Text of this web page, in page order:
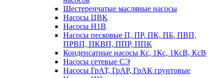
Шестеренчатые масляные насосы
Насосы ЦВК
Насосы Н1В
Насосы песковые П, ПР, ПК, ПБ, ПВП,
ПРВП, ПКВП, ППР, ППК
Конденсатные насосы Кс, 1Кс, 1КсВ, КсВ
Насосы сетевые СЭ
Насосы ГрАТ, ГрАР, ГрАК грунтовые